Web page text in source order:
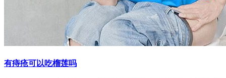
有痔疮可以吃榴莲吗